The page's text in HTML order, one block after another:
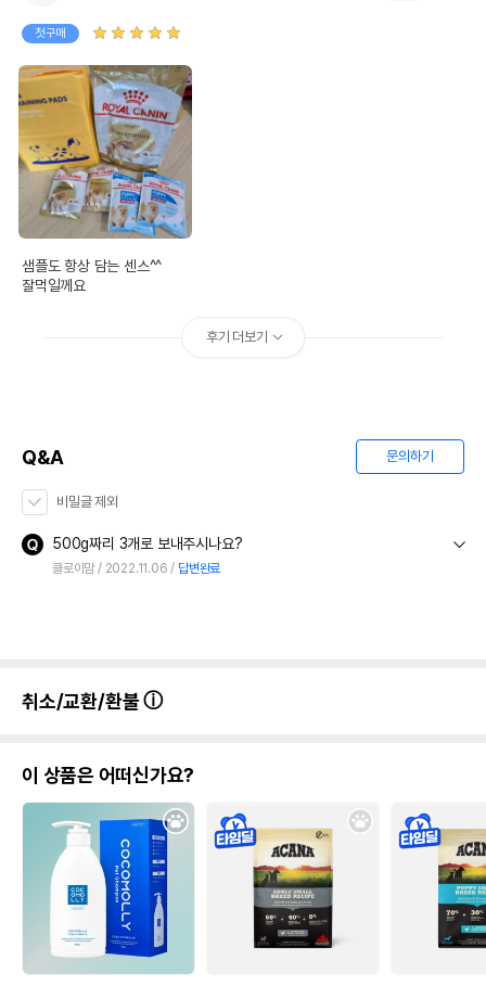
첫구매
샘플도 항상 담는 센스^^
잘먹일께요
후기 더보기
Q&A 문의하기
비밀글 제외
500g짜리 3개로 보내주시나요?
클로이맘 2022.11.06 답변완료
취소/교환/환불
이 상품은 어떠신가요?